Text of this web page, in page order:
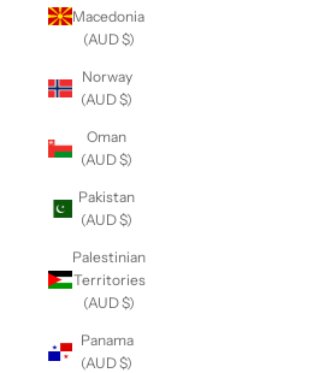
Macedonia
(AUD $)
Norway
(AUD $)
Oman
(AUD $)
Pakistan
(AUD $)
Palestinian
Territories
(AUD $)
Panama
(AUD $)